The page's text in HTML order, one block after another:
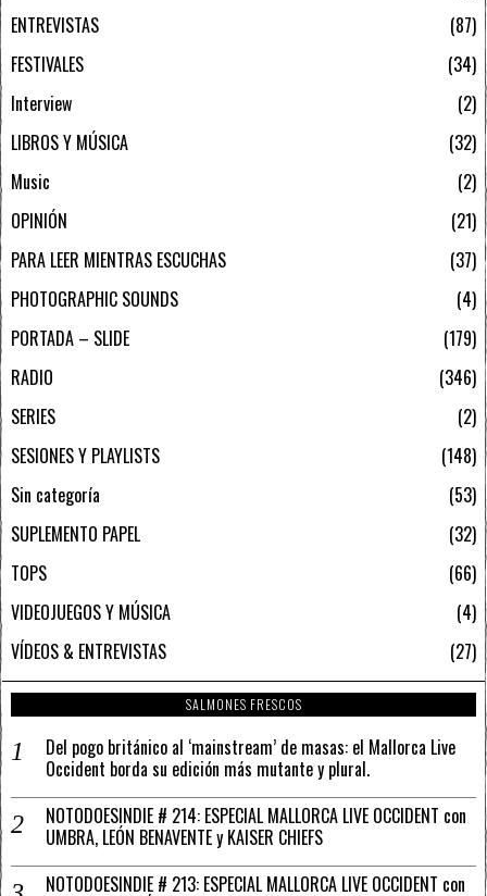
ENTREVISTAS
87
FESTIVALES
34
Interview
2
LIBROS Y MÚSICA
32
Music
2
OPINIÓN
21
PARA LEER MIENTRAS ESCUCHAS
37
PHOTOGRAPHIC SOUNDS
4
PORTADA – SLIDE
179
RADIO
346
SERIES
2
SESIONES Y PLAYLISTS
148
Sin categoría
53
SUPLEMENTO PAPEL
32
TOPS
66
VIDEOJUEGOS Y MÚSICA
4
VÍDEOS & ENTREVISTAS
27
SALMONES FRESCOS
Del pogo británico al ‘mainstream’ de masas: el Mallorca Live
Occident borda su edición más mutante y plural.
NOTODOESINDIE # 214: ESPECIAL MALLORCA LIVE OCCIDENT con
UMBRA, LEÓN BENAVENTE y KAISER CHIEFS
NOTODOESINDIE # 213: ESPECIAL MALLORCA LIVE OCCIDENT con